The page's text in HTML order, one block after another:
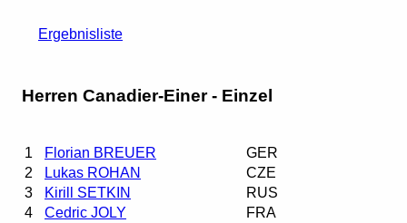
Ergebnisliste
Herren Canadier-Einer - Einzel
1 Florian BREUER
GER
2
Lukas ROHAN
CZE
3
Kirill SETKIN
RUS
4
Cedric JOLY
FRA